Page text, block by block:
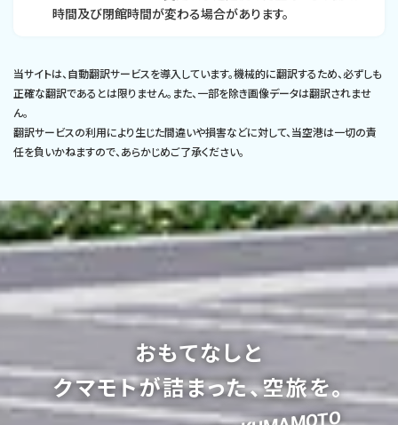
時間及び閉館時間が変わる場合があります。
当サイトは、自動翻訳サービスを導入しています。機械的に翻訳するため、必ずしも
正確な翻訳であるとは限りません。また、一部を除き画像データは翻訳されませ
ん。
翻訳サービスの利用により生じた間違いや損害などに対して、当空港は一切の責
任を負いかねますので、あらかじめご了承ください。
おもてなしと
クマモトが詰まった、空旅を。